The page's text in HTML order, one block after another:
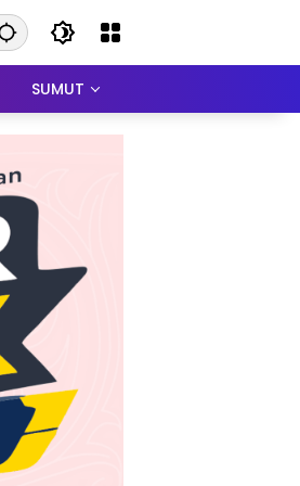
SUMUT